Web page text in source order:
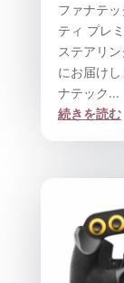
ファナテ
ティ プレ
ステアリ
にお届け
ナテック...
続きを読む